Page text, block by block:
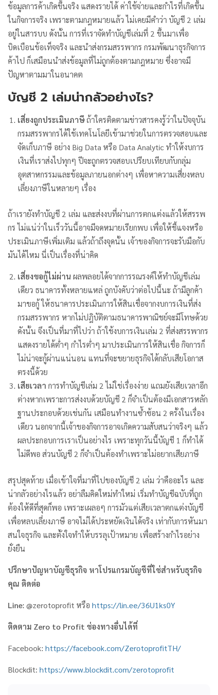
ข้อมูลการค้าเกิดขึ้นจริง แสดงรายได้ ค่าใช้จ่ายและกำไรที่เกิดขึ้น
ในกิจการจริง เพราะตามกฎหมายแล้ว ไม่เคยมีคำว่า บัญชี 2 เล่ม
อยู่ในสารบบ ดังนั้น การที่เราจัดทำบัญชีเล่มที่ 2 ขึ้นมาเพื่อ
บิดเบือนข้อเท็จจริง และนำส่งกรมสรรพากร กรมพัฒนาธุรกิจการ
ค้าไป ก็เสมือนนำส่งข้อมูลที่ไม่ถูกต้องตามกฎหมาย ซึ่งอาจมี
ปัญหาตามมาในอนาคต
บัญชี 2 เล่มน่ากลัวอย่างไร?
เสี่ยงถูกประเมินภาษีถ้าใครติดตามข่าวสารคงรู้ว่าในปัจจุบัน
กรมสรรพากรได้ใช้เทคโนโลยีเข้ามาช่วยในการตรวจสอบและ
จัดเก็บภาษี อย่าง Big Data หรือ Data Analytic ทำให้งบการ
เงินที่เราส่งไปทุกๆ ปีจะถูกตรวจสอบเปรียบเทียบกับกลุ่ม
อุตสาหกรรมและข้อมูลภายนอกต่างๆ เพื่อหาความเสี่ยงหลบ
เลี่ยงภาษีในหลายๆ เรื่อง
ถ้าเรายังทำบัญชี 2 เล่ม และส่งงบที่ผ่านการตกแต่งแล้วให้สรรพ
กร ไม่แน่ว่าในเร็ววันนี้อาจมีจดหมายเรียกพบ เพื่อให้ชี้แจงหรือ
ประเมินภาษีเพิ่มเติม แล้วถ้าถึงจุดนั้น เจ้าของกิจการจะรับมือกับ
มันได้ไหม นี่เป็นเรื่องที่น่าคิด
เสี่ยงขอกู้ไม่ผ่านผลพลอยได้จากการรณรงค์ให้ทำบัญชีเล่ม
เดียว ธนาคารทั้งหลายแหล่ ถูกบังคับว่าต่อไปนี้นะ ถ้ามีลูกค้า
มาขอกู้ ให้ธนาคารประเมินการให้สินเชื่อจากงบการเงินที่ส่ง
กรมสรรพากร หากไม่ปฎิบัติตามธนาคารพาณิชย์จะมีโทษด้วย
ดังนั้น จึงเป็นที่มาที่ไปว่า ถ้าใช้งบการเงินเล่ม 2 ที่ส่งสรรพากร
แสดงรายได้ต่ำๆ กำไรต่ำๆ มาประเมินการให้สินเชื่อ กิจการก็
ไม่น่าจะกู้ผ่านแน่นอน แทนที่จะขยายธุรกิจได้กลับเสียโอกาส
ตรงนี้ด้วย
เสียเวลาการทำบัญชีเล่ม 2 ไม่ใช่เรื่องง่าย แถมยังเสียเวลาอีก
ต่างหากเพราะการส่งงบด้วยบัญชี 2 ก็จำเป็นต้องมีเอกสารหลัก
ฐานประกอบด้วยเช่นกัน เสมือนทำงานซ้ำซ้อน 2 ครั้งในเรื่อง
เดียว นอกจากนี้เจ้าของกิจการอาจเกิดความสับสนว่าจริงๆ แล้ว
ผลประกอบการเราเป็นอย่างไร เพราะทุกวันนี้บัญชี 1 ก็ทำได้
ไม่ดีพอ ส่วนบัญชี 2 ก็จำเป็นต้องทำเพราะไม่อยากเสียภาษี
สรุปสุดท้าย เมื่อเข้าใจที่มาที่ไปของบัญชี 2 เล่ม ว่าคืออะไร และ
น่ากลัวอย่างไรแล้ว อย่าลืมคิดใหม่ทำใหม่ เริ่มทำบัญชีฉบับที่ถูก
ต้องให้ดีที่สุดก็พอ เพราะเผลอๆ การมัวแต่เสียเวลาตกแต่งบัญชี
เพื่อหลบเลี่ยงภาษี อาจไม่ได้ประหยัดเงินได้จริง เท่ากับการหันมา
สนใจธุรกิจ และตั้งใจทำให้บรรลุเป้าหมาย เพื่อสร้างกำไรอย่าง
ยั่งยืน
ปรึกษาปัญหาบัญชีธุรกิจ หาโปรแกรมบัญชีที่ใช่สำหรับธุรกิจ
คุณ ติดต่อ
Line: @zerotoprofit หรือ https://lin.ee/36U1ks0Y
ติดตาม Zero to Profit ช่องทางอื่นได้ที่
Facebook: https://facebook.com/ZerotoprofitTH/
Blockdit: https://www.blockdit.com/zerotoprofit